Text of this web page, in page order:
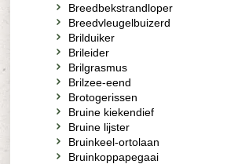
Breedbekstrandloper
Breedvleugelbuizerd
Brilduiker
Brileider
Brilgrasmus
Brilzee-eend
Brotogerissen
Bruine kiekendief
Bruine lijster
Bruinkeel-ortolaan
Bruinkoppapegaai